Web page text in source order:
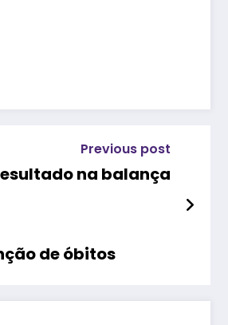
Previous post
na balança
de óbitos